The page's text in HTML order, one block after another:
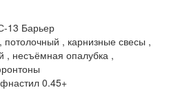
13 Барьер
потолочный , карнизные свесы ,
, несъёмная опалубка ,
0.45+